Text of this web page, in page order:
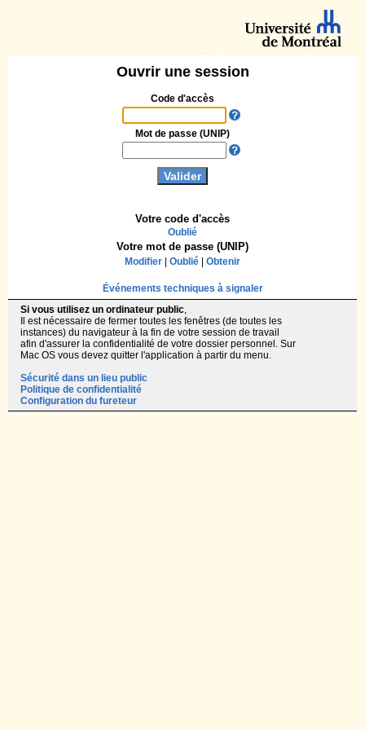
Ouvrir une session
Code d'accès
Votre code d'accès
Oublié
Mot de passe (UNIP)
Votre mot de passe (UNIP)
Modifier Oublié Obtenir
Événements techniques à signaler
Si vous utilisez un ordinateur public,
Il est nécessaire de fermer toutes les fenêtres (de toutes les
instances) du navigateur à la fin de votre session de travail
afin d'assurer la confidentialité de votre dossier personnel. Sur
Mac OS vous devez quitter l'application à partir du menu.
Sécurité dans un lieu public
Politique de confidentialité
Configuration du fureteur